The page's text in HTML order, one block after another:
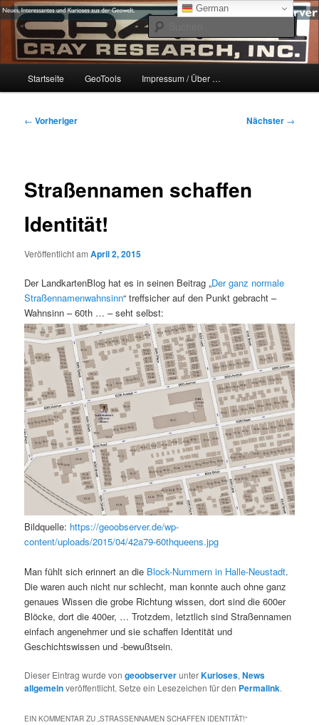
Zum
primären
Inhalt
springen#geoObserver
mikeE's GeoBlog
Startseite GeoTools Impressum / Über …
Beitragsnavigation
← Vorheriger Nächster →
Straßennamen schaffen
Identität!
Veröffentlicht amApril 2, 2015
Der LandkartenBlog hat es in seinen Beitrag „Der ganz normale
Straßennamenwahnsinn“ treffsicher auf den Punkt gebracht –
Wahnsinn – 60th … – seht selbst:
Bildquelle: https://geoobserver.de/wp-
content/uploads/2015/04/42a79-60thqueens.jpg
Man fühlt sich erinnert an die Block-Nummern in Halle-Neustadt.
Die waren auch nicht nur schlecht, man konnte auch ohne ganz
genaues Wissen die grobe Richtung wissen, dort sind die 600er
Blöcke, dort die 400er, … Trotzdem, letztlich sind Straßennamen
einfach angenehmer und sie schaffen Identität und
Geschichtswissen und -bewußtsein.
Dieser Eintrag wurde vongeoobserverunterKurioses,News
allgemeinveröffentlicht. Setze ein Lesezeichen für den Permalink.
EIN KOMMENTAR ZU „STRASSENNAMEN SCHAFFEN IDENTITÄT! “
German